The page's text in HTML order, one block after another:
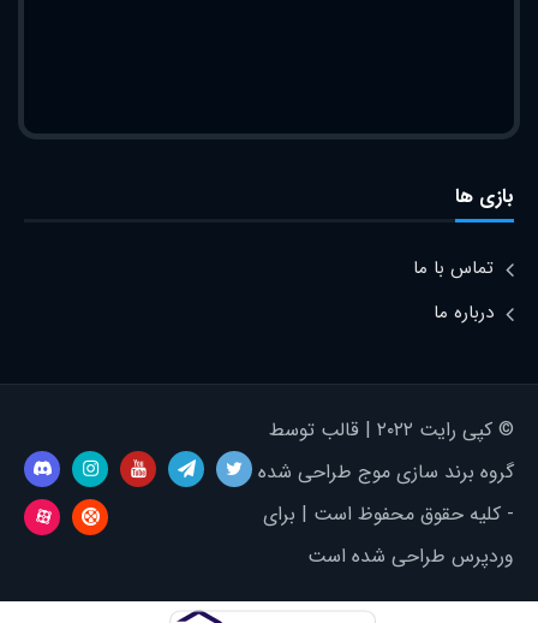
بازی ها
تماس با ما
درباره ما
© کپی رایت ۲۰۲۲ | قالب توسط
گروه برند سازی موج طراحی شده
- کلیه حقوق محفوظ است | برای
وردپرس طراحی شده است